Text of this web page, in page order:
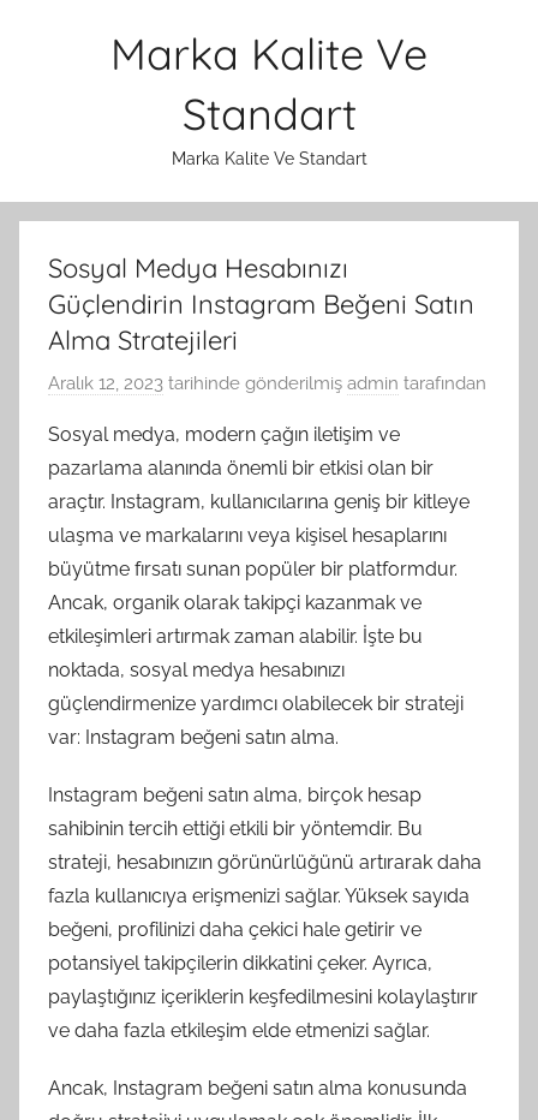
Marka Kalite Ve
Standart
Marka Kalite Ve Standart
Sosyal Medya Hesabınızı
Güçlendirin Instagram Beğeni Satın
Alma Stratejileri
Aralık 12, 2023 tarihinde gönderilmiş admin tarafından
Sosyal medya, modern çağın iletişim ve
pazarlama alanında önemli bir etkisi olan bir
araçtır. Instagram, kullanıcılarına geniş bir kitleye
ulaşma ve markalarını veya kişisel hesaplarını
büyütme fırsatı sunan popüler bir platformdur.
Ancak, organik olarak takipçi kazanmak ve
etkileşimleri artırmak zaman alabilir. İşte bu
noktada, sosyal medya hesabınızı
güçlendirmenize yardımcı olabilecek bir strateji
var: Instagram beğeni satın alma.
Instagram beğeni satın alma, birçok hesap
sahibinin tercih ettiği etkili bir yöntemdir. Bu
strateji, hesabınızın görünürlüğünü artırarak daha
fazla kullanıcıya erişmenizi sağlar. Yüksek sayıda
beğeni, profilinizi daha çekici hale getirir ve
potansiyel takipçilerin dikkatini çeker. Ayrıca,
paylaştığınız içeriklerin keşfedilmesini kolaylaştırır
ve daha fazla etkileşim elde etmenizi sağlar.
Ancak, Instagram beğeni satın alma konusunda